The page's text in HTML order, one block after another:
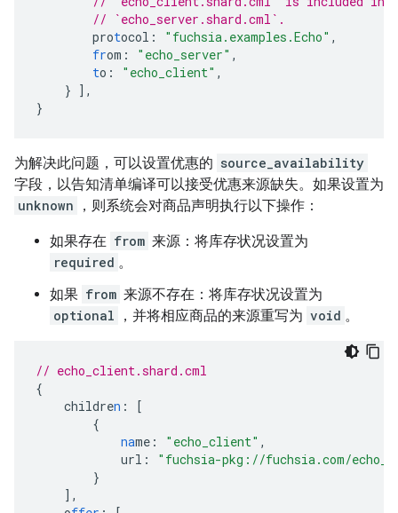
// `echo_server.shard.cml`.
protocol : "fuchsia.examples.Echo" ,
from : "echo_server" ,
to : "echo_client" ,
} ],
}
为解决此问题，可以设置优惠的 source_availability
字段，以告知清单编译可以接受优惠来源缺失。如果设置为
unknown
，则系统会对商品声明执行以下操作：
如果存在 from 来源：将库存状况设置为
required 。
如果 from 来源不存在：将库存状况设置为
optional
，并将相应商品的来源重写为 void 。
// echo_client.shard.cml
{
children :
[
{
name : "echo_client" ,
url :
"fuchsia-pkg://fuchsia.com/
}
],